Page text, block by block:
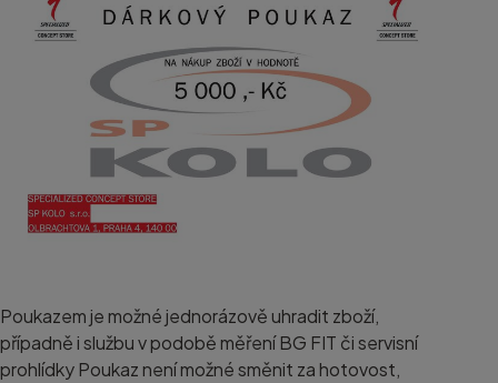
Poukazem je možné jednorázově uhradit zboží,
případně i službu v podobě měření BG FIT či servisní
prohlídky Poukaz není možné směnit za hotovost,